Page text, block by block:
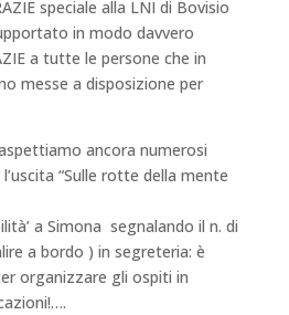
speciale alla LNI di Bovisio
in modo davvero
a tutte le persone che in
messe a disposizione per
aspettiamo ancora numerosi
“Sulle rotte della mente
a Simona segnalando il n. di
a bordo ) in segreteria: è
organizzare gli ospiti in